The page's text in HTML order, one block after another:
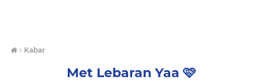
› Kabar
Met Lebaran Yaa 🩷